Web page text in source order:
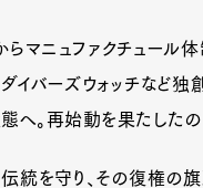
マニュファクチュール
バーズウォッチなど
へ。再始動を果たしたの
統を守り、その復権の旗